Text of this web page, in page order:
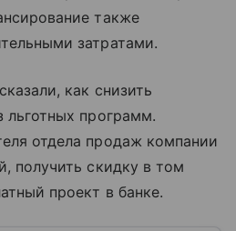
также
затратами.
как снизить
льготных программ.
отдела продаж компании
получить скидку в том
проект в банке.